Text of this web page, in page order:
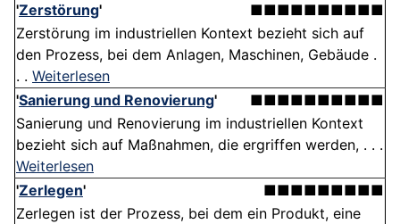
'Zerstörung'
■■■■■■■■■■
Zerstörung im industriellen Kontext bezieht sich auf
den Prozess, bei dem Anlagen, Maschinen, Gebäude .
. . Weiterlesen
'Sanierung und Renovierung'
■■■■■■■■■■
Sanierung und Renovierung im industriellen Kontext
bezieht sich auf Maßnahmen, die ergriffen werden, . . .
Weiterlesen
'Zerlegen'
■■■■■■■■■
Zerlegen ist der Prozess, bei dem ein Produkt, eine